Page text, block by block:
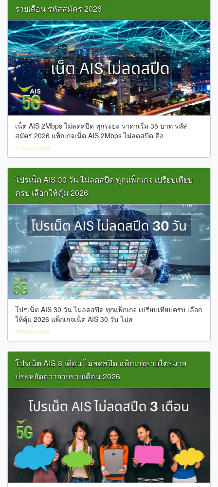
รายเดือน รหัสสมัคร 2026
เน็ต AIS 2Mbps ไม่ลดสปีด ทุกระยะ ราคาเริ่ม 35 บาท รหัส
สมัคร 2026 แพ็กเกจเน็ต AIS 2Mbps ไม่ลดสปีด คือ
25 March 2026
โปรเน็ต AIS 30 วัน ไม่ลดสปีด ทุกแพ็กเกจ เปรียบเทียบ
ครบ เลือกให้คุ้ม 2026
โปรเน็ต AIS 30 วัน ไม่ลดสปีด ทุกแพ็กเกจ เปรียบเทียบครบ เลือก
ให้คุ้ม 2026 แพ็กเกจเน็ต AIS 30 วัน ไม่ล
25 March 2026
โปรเน็ต AIS 3 เดือน ไม่ลดสปีด แพ็กเกจรายไตรมาส
ประหยัดกว่าจ่ายรายเดือน 2026